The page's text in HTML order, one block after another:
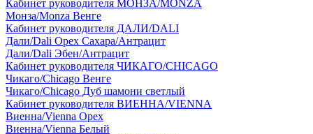
Кабинет руководителя МОНЗА/MONZA
Монза/Monza Венге
Кабинет руководителя ДАЛИ/DALI
Дали/Dali Орех Cахара/Антрацит
Дали/Dali Эбен/Антрацит
Кабинет руководителя ЧИКАГО/CHICAGO
Чикаго/Chicago Венге
Чикаго/Chicago Дуб шамони светлый
Кабинет руководителя ВИЕННА/VIENNA
Виенна/Vienna Орех
Виенна/Vienna Белый